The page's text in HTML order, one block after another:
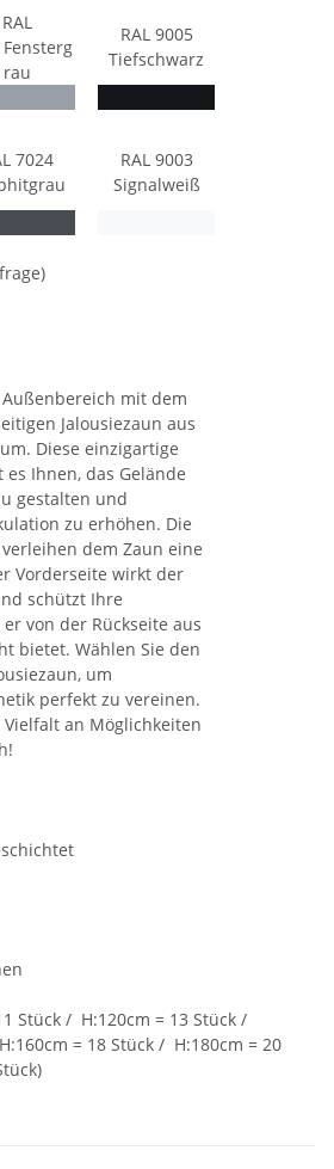
RAL
rau
RAL 9005
Tiefschwarz
7024
RAL 9003
Signalweiß
mit dem
Jalousiezaun aus
Diese einzigartige
Ihnen, das Gelände
gestalten und
zu erhöhen. Die
dem Zaun eine
Vorderseite wirkt der
schützt Ihre
von der Rückseite aus
bietet. Wählen Sie den
um
perfekt zu vereinen.
an Möglichkeiten
Stück / H:120cm = 13 Stück /
= 18 Stück / H:180cm = 20